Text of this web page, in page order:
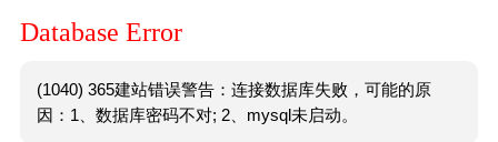
Database Error
(1040) 365建站错误警告：连接数据库失败，可能的原
因：1、数据库密码不对; 2、mysql未启动。